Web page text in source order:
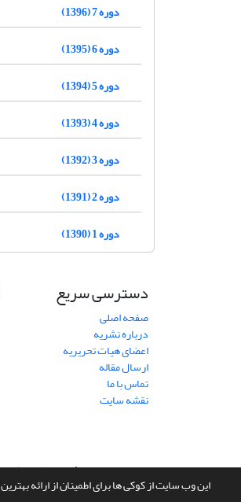
این وب سایت از کوکی ها برای اطمینان از ارائه
دوره 7 (1396)
دوره 6 (1395)
دوره 5 (1394)
دوره 4 (1393)
دوره 3 (1392)
دوره 2 (1391)
دوره 1 (1390)
دسترسی سریع
صفحه اصلی
درباره نشریه
اعضای هیات تحریریه
ارسال مقاله
تماس با ما
نقشه سایت
سامانه مدیریت نشریات علمی.